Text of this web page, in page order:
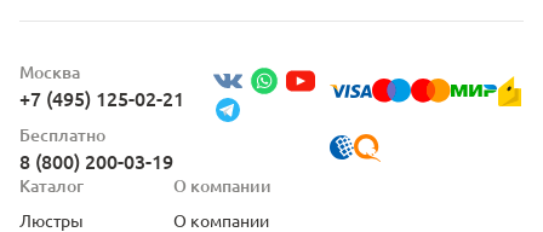
Москва
+7 (495) 125-02-21
Бесплатно
8 (800) 200-03-19
Каталог
Люстры
О компании
О компании